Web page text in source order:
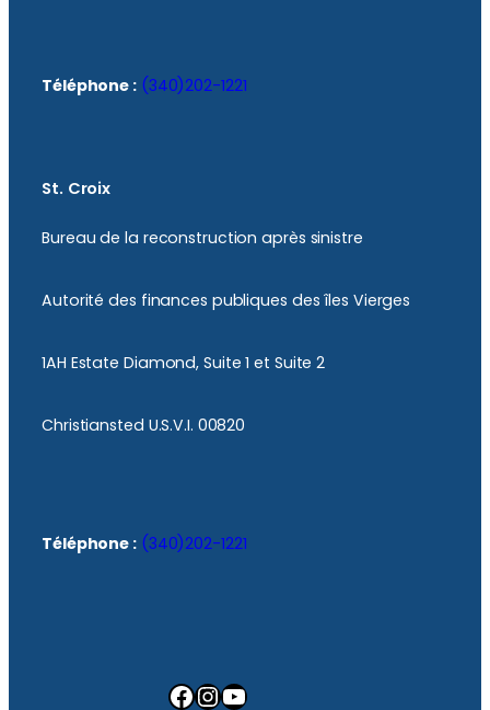
Téléphone : (340)202-1221
St. Croix
Bureau de la reconstruction après sinistre
Autorité des finances publiques des îles Vierges
1AH Estate Diamond, Suite 1 et Suite 2
Christiansted U.S.V.I. 00820
Téléphone : (340)202-1221
Facebook InstagramYouTube